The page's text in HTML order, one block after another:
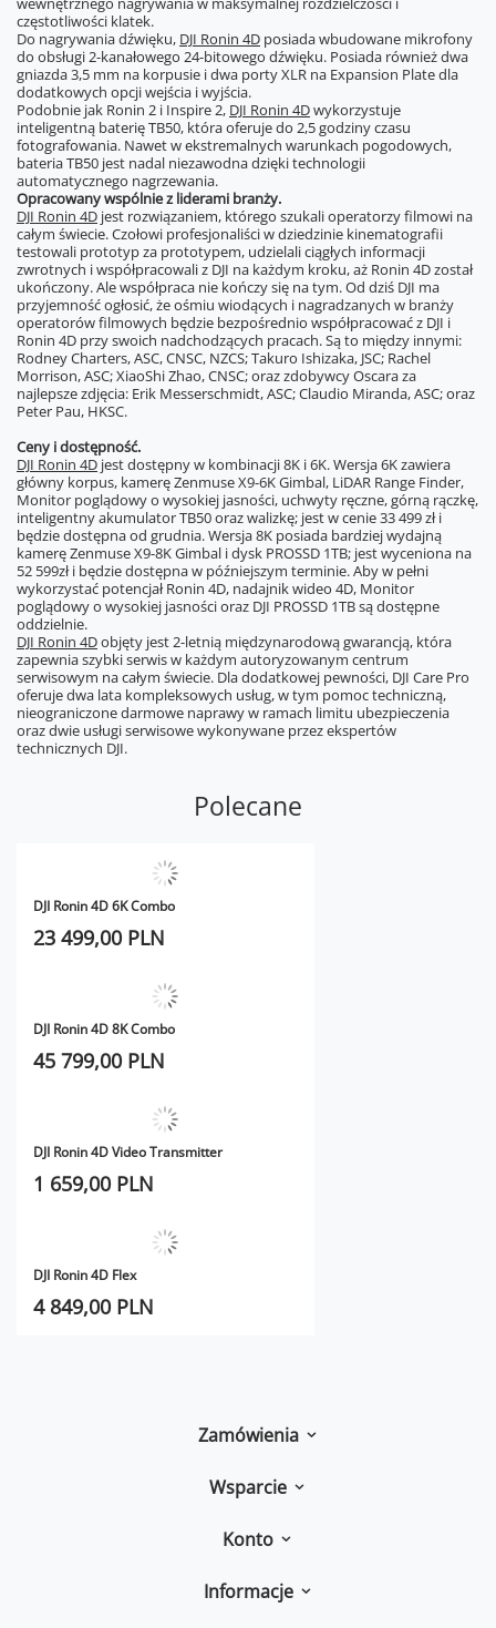
częstotliwości klatek.
Do nagrywania dźwięku, DJI Ronin 4D posiada wbudowane mikrofony
do obsługi 2-kanałowego 24-bitowego dźwięku. Posiada również dwa
gniazda 3,5 mm na korpusie i dwa porty XLR na Expansion Plate dla
dodatkowych opcji wejścia i wyjścia.
Podobnie jak Ronin 2 i Inspire 2, DJI Ronin 4Dwykorzystuje
inteligentną baterię TB50, która oferuje do 2,5 godziny czasu
fotografowania. Nawet w ekstremalnych warunkach pogodowych,
bateria TB50 jest nadal niezawodna dzięki technologii
automatycznego nagrzewania.
Opracowany wspólnie z liderami branży.
DJI Ronin 4D jest rozwiązaniem, którego szukali operatorzy filmowi na
całym świecie. Czołowi profesjonaliści w dziedzinie kinematografii
testowali prototyp za prototypem, udzielali ciągłych informacji
zwrotnych i współpracowali z DJI na każdym kroku, aż Ronin 4D został
ukończony. Ale współpraca nie kończy się na tym. Od dziś DJI ma
przyjemność ogłosić, że ośmiu wiodących i nagradzanych w branży
operatorów filmowych będzie bezpośrednio współpracować z DJI i
Ronin 4D przy swoich nadchodzących pracach. Są to między innymi:
Rodney Charters, ASC, CNSC, NZCS; Takuro Ishizaka, JSC; Rachel
Morrison, ASC; XiaoShi Zhao, CNSC; oraz zdobywcy Oscara za
najlepsze zdjęcia: Erik Messerschmidt, ASC; Claudio Miranda, ASC; oraz
Peter Pau, HKSC.
Ceny i dostępność.
DJI Ronin 4D jest dostępny w kombinacji 8K i 6K. Wersja 6K zawiera
główny korpus, kamerę Zenmuse X9-6K Gimbal, LiDAR Range Finder,
Monitor poglądowy o wysokiej jasności, uchwyty ręczne, górną rączkę,
inteligentny akumulator TB50 oraz walizkę; jest w cenie 33 499 zł i
będzie dostępna od grudnia. Wersja 8K posiada bardziej wydajną
kamerę Zenmuse X9-8K Gimbal i dysk PROSSD 1TB; jest wyceniona na
52 599zł i będzie dostępna w późniejszym terminie. Aby w pełni
wykorzystać potencjał Ronin 4D, nadajnik wideo 4D, Monitor
poglądowy o wysokiej jasności oraz DJI PROSSD 1TB są dostępne
oddzielnie.
DJI Ronin 4Dobjęty jest 2-letnią międzynarodową gwarancją, która
zapewnia szybki serwis w każdym autoryzowanym centrum
serwisowym na całym świecie. Dla dodatkowej pewności, DJI Care Pro
oferuje dwa lata kompleksowych usług, w tym pomoc techniczną,
nieograniczone darmowe naprawy w ramach limitu ubezpieczenia
oraz dwie usługi serwisowe wykonywane przez ekspertów
technicznych DJI.
Polecane
DJI Ronin 4D 6K Combo
23 499,00 PLN
DJI Ronin 4D 8K Combo
45 799,00 PLN
DJI Ronin 4D Video Transmitter
1 659,00 PLN
DJI Ronin 4D Flex
4 849,00 PLN
Zamówienia
Wsparcie
Konto
Informacje